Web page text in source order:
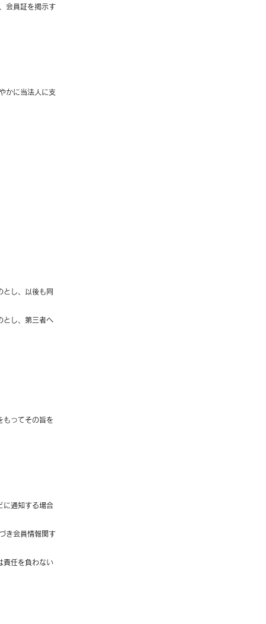
会員証を掲示す
かに当法人に支
とし、以後も同
とし、第三者へ
もってその旨を
に通知する場合
き会員情報関す
責任を負わない